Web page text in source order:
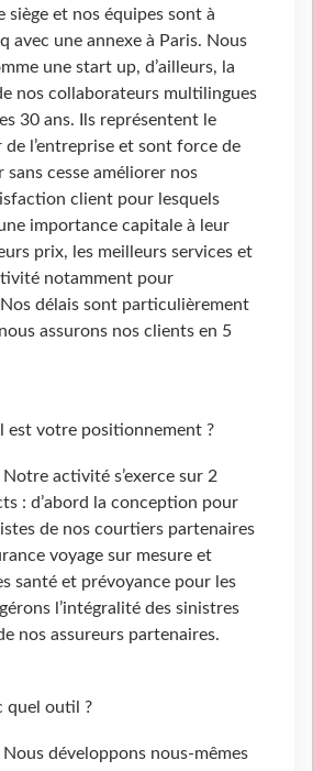
siège et nos équipes sont à
avec une annexe à Paris. Nous
une start up, d’ailleurs, la
nos collaborateurs multilingues
30 ans. Ils représentent le
l’entreprise et sont force de
cesse améliorer nos
client pour lesquels
importance capitale à leur
prix, les meilleurs services et
notamment pour
Nos délais sont particulièrement
assurons nos clients en 5
est votre positionnement ?
activité s’exerce sur 2
: d’abord la conception pour
de nos courtiers partenaires
voyage sur mesure et
santé et prévoyance pour les
l’intégralité des sinistres
nos assureurs partenaires.
quel outil ?
développons nous-mêmes